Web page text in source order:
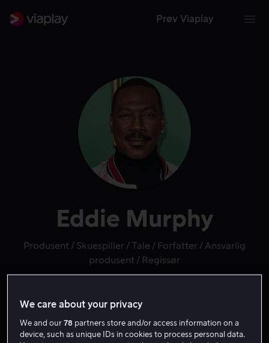
Prøv Viaplay
Eddie Murphy
Produsent Skuespiller Tale Forfatter
Ansvarlig
produsent
Regissør
We care about your privacy
We and our78 partners store and/or access information on a
device, such as unique IDs in cookies to process personal data.